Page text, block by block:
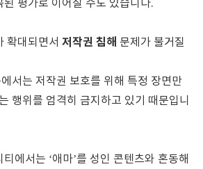
평가로 이어질 수도 있습니다.
확대되면서 저작권 침해 문제가 불거질
서는 저작권 보호를 위해 특정 장면만
행위를 엄격히 금지하고 있기 때문입니
에서는 ‘애마’를 성인 콘텐츠와 혼동해